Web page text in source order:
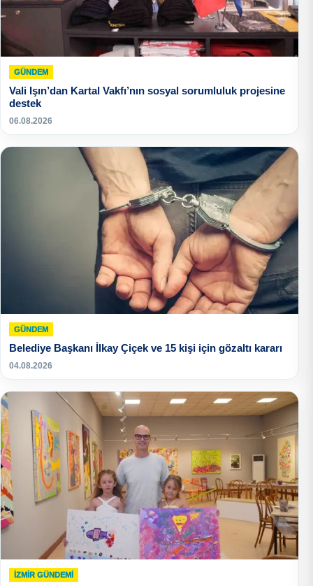
GÜNDEM
Vali Işın’dan Kartal Vakfı’nın sosyal sorumluluk projesine
destek
06.08.2026
GÜNDEM
Belediye Başkanı İlkay Çiçek ve 15 kişi için gözaltı kararı
04.08.2026
İZMIR GÜNDEMI